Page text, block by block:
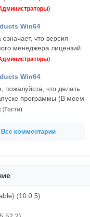
)
Win64
что версия
менеджера лицензий
)
Win64
пожалуйста, что делать
программы (В моем
(Гости)
Все комментарии
(10.0.5)